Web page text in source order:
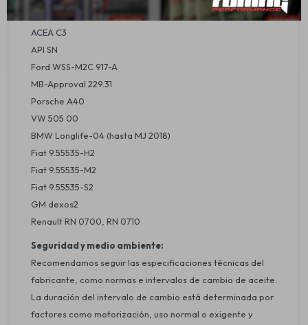
Homologaciones:
ACEA C3
API SN
Ford WSS-M2C 917-A
MB-Approval 229.31
Porsche A40
VW 505 00
BMW Longlife-04 (hasta MJ 2018)
Fiat 9.55535-H2
Fiat 9.55535-M2
Fiat 9.55535-S2
GM dexos2
Renault RN 0700, RN 0710
Seguridad y medio ambiente:
Recomendamos seguir las especificaciones técnicas del
fabricante, como normas e intervalos de cambio de aceite.
La duración del intervalo de cambio está determinada por
factores como motorización, uso normal o exigente y